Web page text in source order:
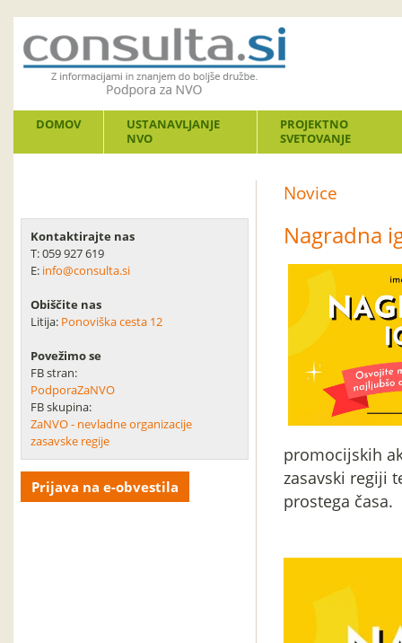
DOMOV
USTANAVLJANJE
NVO
PROJEKTNO
SVETOVANJE
Kontaktirajte nas
T: 059 927 619
E: info@consulta.si
Obiščite nas
Litija: Ponoviška cesta 12
Povežimo se
FB stran:
PodporaZaNVO
FB skupina:
ZaNVO - nevladne organizacije
zasavske regije
Prijava na e-obvestila
Novice
Nagradna
promocijskih
zasavski regiji
prostega časa.